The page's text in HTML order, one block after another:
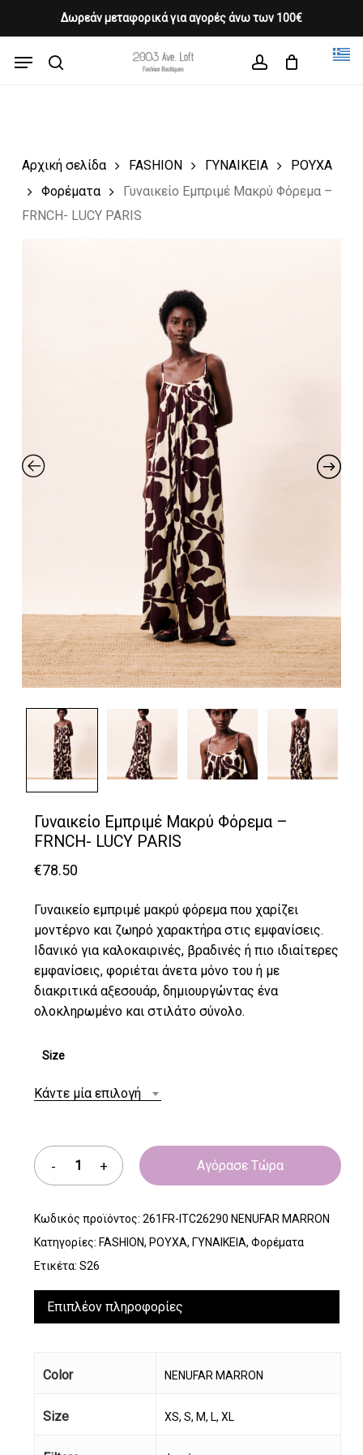
Δωρεάν μεταφορικά για αγορές άνω των 100€
content
Menu
Cart CLOSE
CART
Αρχική σελίδα FASHION ΓΥΝΑΙΚΕΙΑ
ΡΟΥΧΑ
Φορέματα
Γυναικείο Εμπριμέ Μακρύ Φόρεμα –
FRNCH- LUCY PARIS
Γυναικείο Εμπριμέ Μακρύ Φόρεμα –
FRNCH- LUCY PARIS
€78.50
Γυναικείο εμπριμέ μακρύ φόρεμα που χαρίζει
μοντέρνο και ζωηρό χαρακτήρα στις εμφανίσεις.
Ιδανικό για καλοκαιρινές, βραδινές ή πιο ιδιαίτερες
εμφανίσεις, φοριέται άνετα μόνο του ή με
διακριτικά αξεσουάρ, δημιουργώντας ένα
ολοκληρωμένο και στιλάτο σύνολο.
Size
Κάντε μία επιλογή
Αγόρασε Τώρα
Κωδικός προϊόντος: 261FR-ITC26290 NENUFAR MARRON
Κατηγορίες: FASHION, ΡΟΥΧΑ, ΓΥΝΑΙΚΕΙΑ, Φορέματα
Ετικέτα: S26
Επιπλέον πληροφορίες
Color NENUFAR MARRON
Size XS, S, M, L, XL
Close